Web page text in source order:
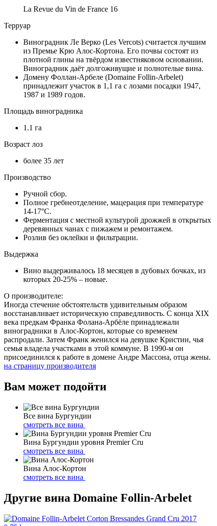
La Revue du Vin de France 16
Терруар
Виноградник Ле Верко (Les Vercots) считается лучшим
из Премье Крю Алос-Кортона. Его почвы состоят из
плотной глины на твёрдом известняковом основании.
Виноградник даёт долгоживущие и полнотелые вина.
Домену Фоллан-Арбеле (Domaine Follin-Arbelet)
принадлежит участок в 1,1 га с лозами посадки 1947,
1987 и 1989 годов.
Площадь виноградника
1.1 га
Возраст лоз
более 35 лет
Производство
Ручной сбор.
Полное гребнеотделение, мацерация при температуре
14-17°C.
Ферментация с местной культурой дрожжей в открытых
деревянных чанах с пижажем и ремонтажем.
Розлив без оклейки и фильтрации.
Выдержка
Вино выдерживалось 18 месяцев в дубовых бочках, из
которых 20-25% – новые.
О производителе:
Иногда стечение обстоятельств удивительным образом
восстанавливает историческую справедливость. С конца XIX
века предкам Франка Фолана-Арбёле принадлежали
виноградники в Алос-Кортон, которые со временем
распродали. Затем Франк женился на девушке Кристин, чья
семья владела участками в этой коммуне. В 1990-м он
присоединился к работе в домене Андре Массона, отца жены.
на страницу производителя
Вам может подойти
Все вина Бургундии
смотреть все вина
Вина Бургундии уровня Premier Cru
смотреть все вина
Вина Алос-Кортон
смотреть все вина
Другие вина Domaine Follin-Arbelet